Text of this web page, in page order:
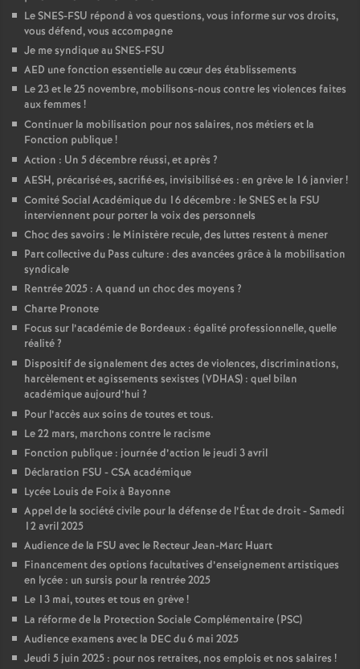
Le SNES-FSU répond à vos questions, vous informe sur vos droits,
vous défend, vous accompagne
Je me syndique au SNES-FSU
AED une fonction essentielle au cœur des établissements
Le 23 et le 25 novembre, mobilisons-nous contre les violences faites
aux femmes !
Continuer la mobilisation pour nos salaires, nos métiers et la
Fonction publique!
Action : Un 5 décembre réussi, et après ?
AESH, précarisé·es, sacrifié·es, invisibilisé·es : en grève le 16 janvier!
Comité Social Académique du 16 décembre : le SNES et la FSU
interviennent pour porter la voix des personnels
Choc des savoirs : le Ministère recule, des luttes restent à mener
Part collective du Pass culture : des avancées grâce à la mobilisation
syndicale
Rentrée 2025 : A quand un choc des moyens ?
Charte Pronote
Focus sur l’académie de Bordeaux : égalité professionnelle, quelle
réalité?
Dispositif de signalement des actes de violences, discriminations,
harcèlement et agissements sexistes (VDHAS) : quel bilan
académique aujourd’hui ?
Pour l’accès aux soins de toutes et tous.
Le 22 mars, marchons contre le racisme
Fonction publique : journée d’action le jeudi 3 avril
Déclaration FSU - CSA académique
Lycée Louis de Foix à Bayonne
Appel de la société civile pour la défense de l’État de droit - Samedi
12 avril 2025
Audience de la FSU avec le Recteur Jean-Marc Huart
Financement des options facultatives d’enseignement artistiques
en lycée : un sursis pour la rentrée 2025
Le 13 mai, toutes et tous en grève!
La réforme de la Protection Sociale Complémentaire (PSC)
Audience examens avec la DEC du 6 mai 2025
Jeudi 5 juin 2025 : pour nos retraites, nos emplois et nos salaires !